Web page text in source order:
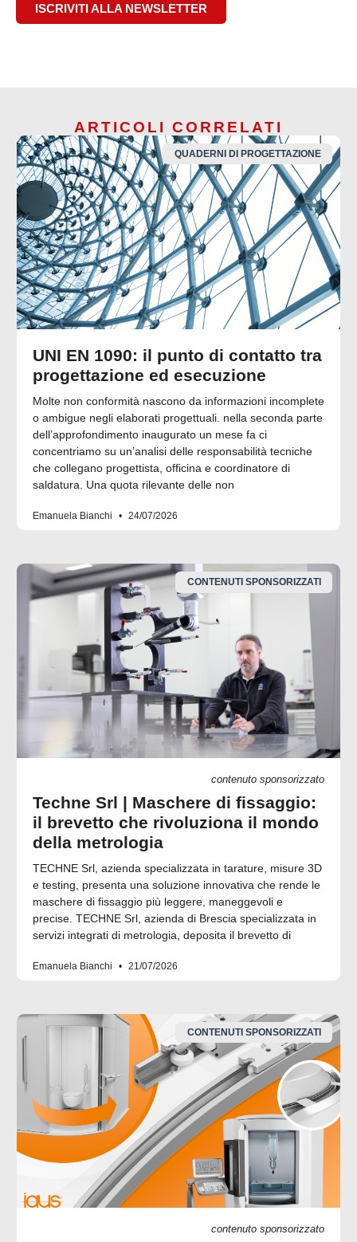
ISCRIVITI ALLA NEWSLETTER
ARTICOLI CORRELATI
QUADERNI DI PROGETTAZIONE
UNI EN 1090: il punto di contatto tra
progettazione ed esecuzione
Molte non conformità nascono da informazioni incomplete
o ambigue negli elaborati progettuali. nella seconda parte
dell’approfondimento inaugurato un mese fa ci
concentriamo su un’analisi delle responsabilità tecniche
che collegano progettista, officina e coordinatore di
saldatura. Una quota rilevante delle non
Emanuela Bianchi 24/07/2026
CONTENUTI SPONSORIZZATI
contenuto sponsorizzato
Techne Srl | Maschere di fissaggio:
il brevetto che rivoluziona il mondo
della metrologia
TECHNE Srl, azienda specializzata in tarature, misure 3D
e testing, presenta una soluzione innovativa che rende le
maschere di fissaggio più leggere, maneggevoli e
precise. TECHNE Srl, azienda di Brescia specializzata in
servizi integrati di metrologia, deposita il brevetto di
Emanuela Bianchi 21/07/2026
CONTENUTI SPONSORIZZATI
contenuto sponsorizzato